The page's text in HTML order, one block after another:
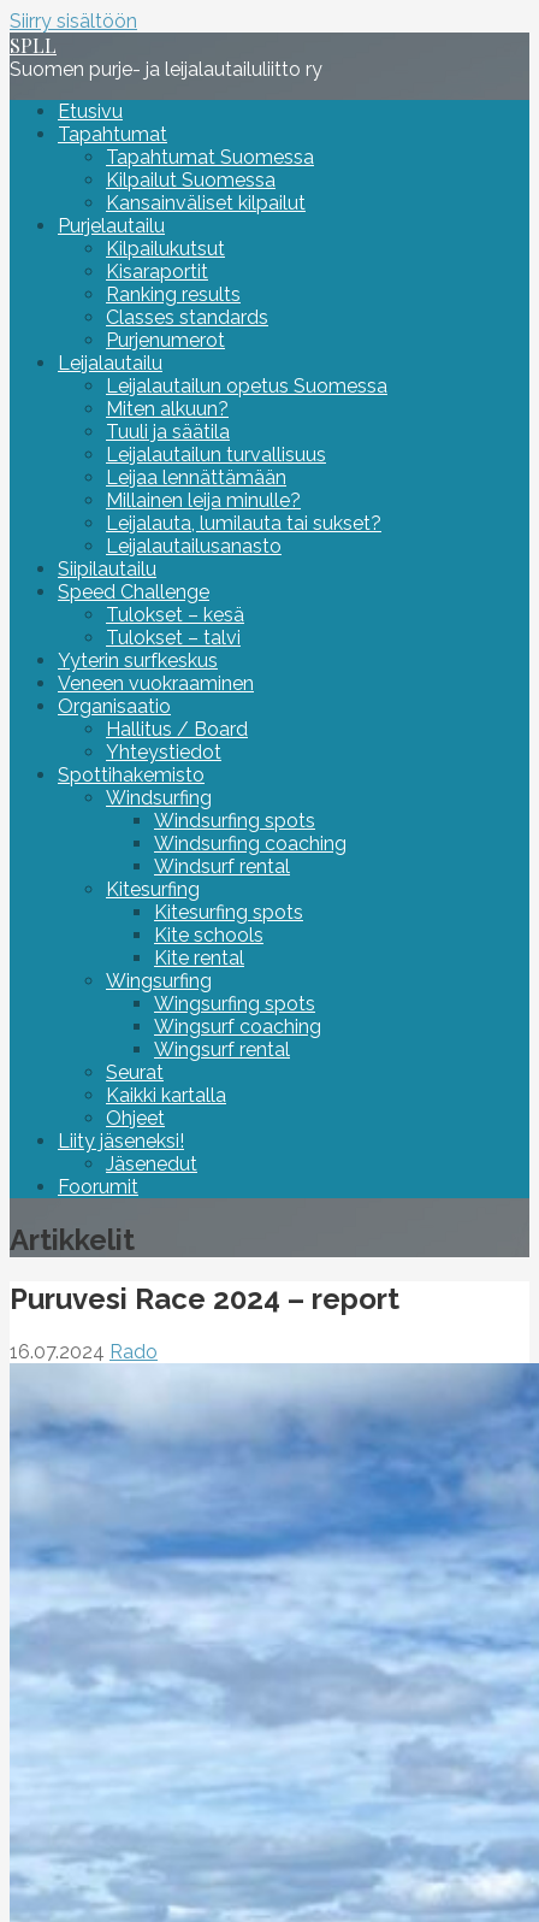
Siirry sisältöön
SPLL
Suomen purje- ja leijalautailuliitto ry
Etusivu
Tapahtumat
Tapahtumat Suomessa
Kilpailut Suomessa
Kansainväliset kilpailut
Purjelautailu
Kilpailukutsut
Kisaraportit
Ranking results
Classes standards
Purjenumerot
Leijalautailu
Leijalautailun opetus Suomessa
Miten alkuun?
Tuuli ja säätila
Leijalautailun turvallisuus
Leijaa lennättämään
Millainen leija minulle?
Leijalauta, lumilauta tai sukset?
Leijalautailusanasto
Siipilautailu
Speed Challenge
Tulokset – kesä
Tulokset – talvi
Yyterin surfkeskus
Veneen vuokraaminen
Organisaatio
Hallitus / Board
Yhteystiedot
Spottihakemisto
Windsurfing
Windsurfing spots
Windsurfing coaching
Windsurf rental
Kitesurfing
Kitesurfing spots
Kite schools
Kite rental
Wingsurfing
Wingsurfing spots
Wingsurf coaching
Wingsurf rental
Seurat
Kaikki kartalla
Ohjeet
Liity jäseneksi!
Jäsenedut
Foorumit
Artikkelit
Puruvesi Race 2024 – report
16.07.2024 Rado